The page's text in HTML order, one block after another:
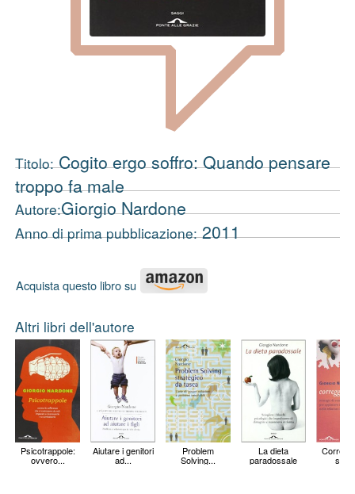
Titolo:Cogito ergo soffro: Quando pensare
troppo fa male
Autore:Giorgio Nardone
Anno di prima pubblicazione:2011
Acquista questo libro su
Altri libri dell'autore
Psicotrappole:
ovvero...
Aiutare i genitori
ad...
Problem
Solving...
La dieta
paradossale